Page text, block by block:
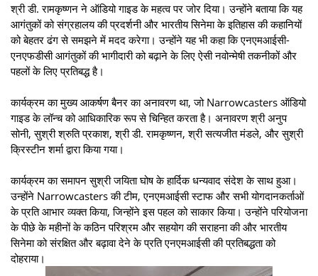
श्री डी. रामकृष्णन ने ऑडियो गाइड के महत्व पर जोर दिया। उन्होंने बताया कि यह
आगंतुकों को संग्रहालय की प्रदर्शनी और भारतीय सिनेमा के इतिहास की कहानियों
को बेहतर ढंग से समझने में मदद करेगा। उन्होंने यह भी कहा कि एनएमआईसी-
एनएफडीसी आगंतुकों की भागीदारी को बढ़ाने के लिए ऐसी नवोन्मेषी तकनीकों और
पहलों के लिए प्रतिबद्ध है।
कार्यक्रम का मुख्य आकर्षण बैनर का अनावरण था, जो Narrowcasters ऑडियो
गाइड के लॉन्च को आधिकारिक रूप से चिन्हित करता है। अनावरण श्री अनुप
सोनी, सुश्री श्रुति प्रकाश, श्री डी. रामकृष्णन, श्री सत्यजीत मंडले, और सुश्री
क्रिस्टीन शर्मा द्वारा किया गया।
कार्यक्रम का समापन सुश्री जयिता घोष के हार्दिक धन्यवाद संदेश के साथ हुआ।
उन्होंने Narrowcasters की टीम, एनएमआईसी स्टाफ और सभी योगदानकर्ताओं
के प्रति आभार व्यक्त किया, जिन्होंने इस पहल को साकार किया। उन्होंने परियोजना
के पीछे के महीनों के कठिन परिश्रम और सहयोग की सराहना की और भारतीय
सिनेमा को संरक्षित और बढ़ावा देने के प्रति एनएमआईसी की प्रतिबद्धता को
दोहराया।